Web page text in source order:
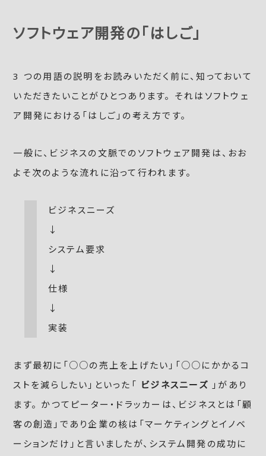
ソフトウェア開発の「はしご」
3 つの用語の説明をお読みいただく前に、知っておいて
いただきたいことがひとつあります。 それはソフトウェ
ア開発における「はしご」の考え方です。
一般に、ビジネスの文脈でのソフトウェア開発は、おお
よそ次のような流れに沿って行われます。
ビジネスニーズ
↓
システム要求
↓
仕様
↓
実装
まず最初に「○○の売上を上げたい」「○○にかかるコ
ストを減らしたい」といった「 ビジネスニーズ 」があり
ます。 かつてピーター・ドラッカーは、ビジネスとは「顧
客の創造」であり企業の核は「マーケティングとイノベ
ーションだけ」と言いましたが、システム開発の成功に